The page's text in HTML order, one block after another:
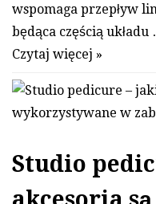
wspomaga przepływ
będąca częścią układu
Czytaj więcej »
Studio